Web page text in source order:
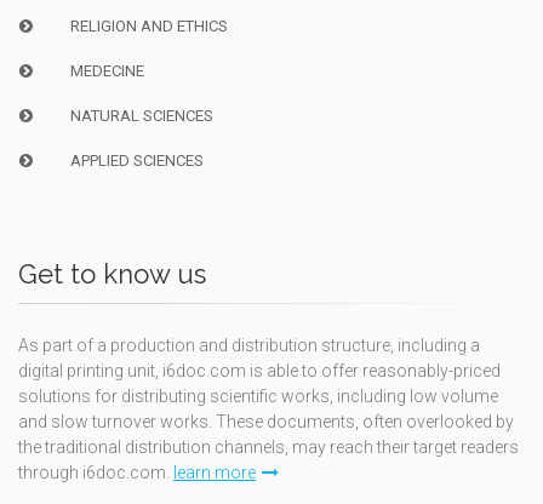
RELIGION AND ETHICS
MEDECINE
NATURAL SCIENCES
APPLIED SCIENCES
Get to know us
As part of a production and distribution structure, including a
digital printing unit, i6doc.com is able to offer reasonably-priced
solutions for distributing scientific works, including low volume
and slow turnover works. These documents, often overlooked by
the traditional distribution channels, may reach their target readers
through i6doc.com.
learn more